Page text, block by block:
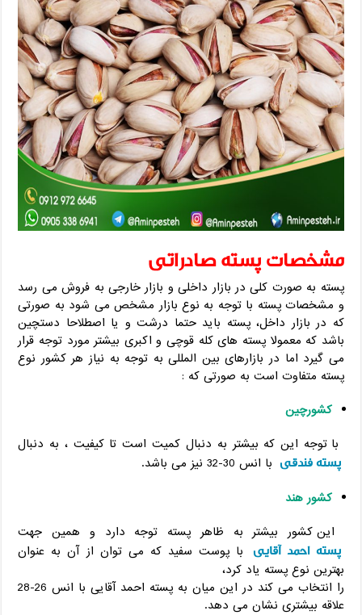
مشخصات پسته صادراتی
پسته به صورت کلی در بازار داخلی و بازار خارجی به فروش می رسد
و مشخصات پسته با توجه به نوع بازار مشخص می شود به صورتی
که در بازار داخل، پسته باید حتما درشت و یا اصطلاحا دستچین
باشد که معمولا پسته های کله قوچی و اکبری بیشتر مورد توجه قرار
می گیرد اما در بازارهای بین المللی به توجه به نیاز هر کشور نوع
پسته متفاوت است به صورتی که :
کشورچین
با توجه این که بیشتر به دنبال کمیت است تا کیفیت ، به دنبال
پسته فندقی با انس 30-32 نیز می باشد.
کشور هند
این کشور بیشتر به ظاهر پسته توجه دارد و همین جهت
پسته احمد آقایی
با پوست سفید که می توان از آن به عنوان
بهترین نوع پسته یاد کرد،
را انتخاب می کند در این میان به پسته احمد آقایی با انس 26-28
علاقه بیشتری نشان می دهد.